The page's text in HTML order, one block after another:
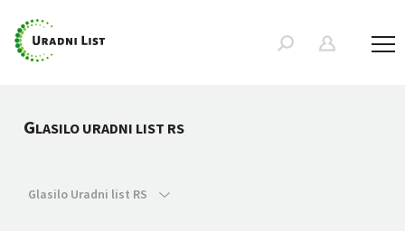
GLASILO URADNI LIST RS
Glasilo Uradni list RS